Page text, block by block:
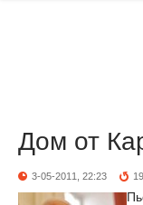
Дом от
3-05-2011, 22:23